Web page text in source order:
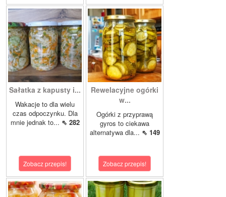
Sałatka z kapusty i...
Wakacje to dla wielu
czas odpoczynku. Dla
mnie jednak to... ⇖ 282
Zobacz przepis!
Rewelacyjne ogórki
w...
Ogórki z przyprawą
gyros to ciekawa
alternatywa dla... ⇖ 149
Zobacz przepis!